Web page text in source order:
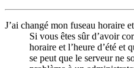
J’ai changé mon fuseau horaire
Si vous êtes sûr d’avoir
horaire et l’heure d’été et
se peut que le serveur ne